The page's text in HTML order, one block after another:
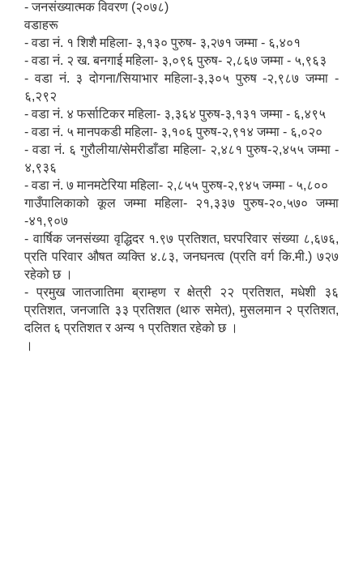
- जनसंख्यात्मक विवरण (२०७८)
वडाहरू
- वडा नं. १ शिशै महिला- ३,१३० पुरुष- ३,२७१ जम्मा - ६,४०१
- वडा नं. २ ख. बनगाई महिला- ३,०९६ पुरुष- २,८६७ जम्मा - ५,९६३
- वडा नं. ३ दोगना/सियाभार महिला-३,३०५ पुरुष -२,९८७ जम्मा -
६,२९२
- वडा नं. ४ फर्साटिकर महिला- ३,३६४ पुरुष-३,१३१ जम्मा - ६,४९५
- वडा नं. ५ मानपकडी महिला- ३,१०६ पुरुष-२,९१४ जम्मा - ६,०२०
- वडा नं. ६ गुरौलीया/सेमरीडाँडा महिला- २,४८१ पुरुष-२,४५५ जम्मा -
४,९३६
- वडा नं. ७ मानमटेरिया महिला- २,८५५ पुरुष-२,९४५ जम्मा - ५,८००
गाउँपालिकाको कूल जम्मा महिला- २१,३३७ पुरुष-२०,५७० जम्मा
-४१,९०७
- वार्षिक जनसंख्या वृद्धिदर १.९७ प्रतिशत, घरपरिवार संख्या ८,६७६,
प्रति परिवार औषत व्यक्ति ४.८३, जनघनत्व (प्रति वर्ग कि.मी.) ७२७
रहेको छ ।
- प्रमुख जातजातिमा ब्राम्हण र क्षेत्री २२ प्रतिशत, मधेशी ३६
प्रतिशत, जनजाति ३३ प्रतिशत (थारु समेत), मुसलमान २ प्रतिशत,
दलित ६ प्रतिशत र अन्य १ प्रतिशत रहेको छ ।
।